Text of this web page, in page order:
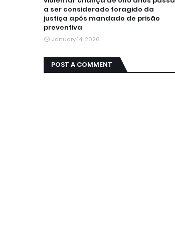
a ser considerado foragido da
justiça após mandado de prisão
preventiva
January 14, 2026
POST A COMMENT